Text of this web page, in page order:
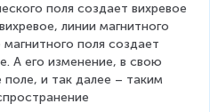
поля создает вихревое
линии магнитного
поля создает
А его изменение, в свою
и так далее – таким